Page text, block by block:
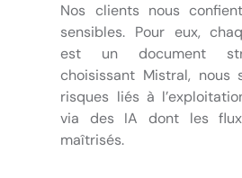
Nos clients nous
sensibles. Pour eux,
est un document
choisissant Mistral, nous
risques liés à
via des IA dont les
maîtrisés.